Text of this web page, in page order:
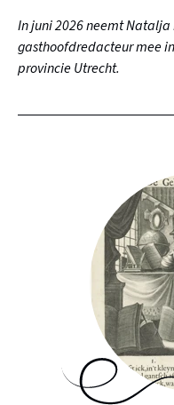
In juni 2026 neemt Natalja
gasthoofdredacteur mee
provincie Utrecht.